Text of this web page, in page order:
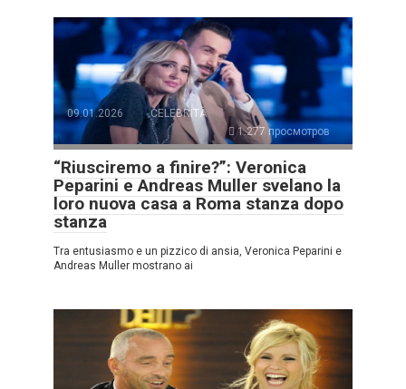
09.01.2026
CELEBRITÀ
1.277 просмотров
“Riusciremo a finire?”: Veronica
Peparini e Andreas Muller svelano la
loro nuova casa a Roma stanza dopo
stanza
Tra entusiasmo e un pizzico di ansia, Veronica Peparini e
Andreas Muller mostrano ai